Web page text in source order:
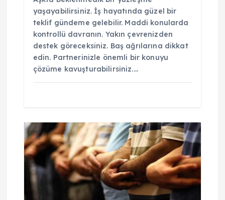
yaşayabilirsiniz. İş hayatında güzel bir
teklif gündeme gelebilir. Maddi konularda
kontrollü davranın. Yakın çevrenizden
destek göreceksiniz. Baş ağrılarına dikkat
edin. Partnerinizle önemli bir konuyu
çözüme kavuşturabilirsiniz.…